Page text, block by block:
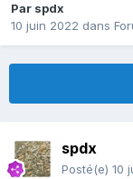
Par spdx
10 juin 2022 dans
spdx
Posté(e) 10